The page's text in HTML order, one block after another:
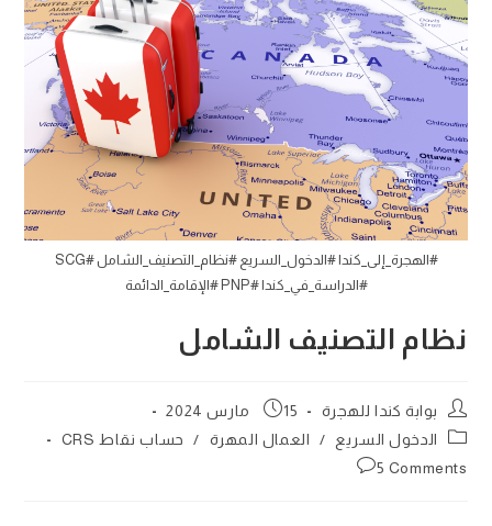
#الهجرة_إلى_كندا #الدخول_السريع #نظام_التصنيف_الشامل #SCG
#الدراسة_في_كندا #PNP #الإقامة_الدائمة
نظام التصنيف الشامل
Post
author:
بوابة كندا للهجرة
Post
15 مارس 2024
Postالدخول السريع / العمال المهرة /
حساب نقاط CRS
Post
5 Comments